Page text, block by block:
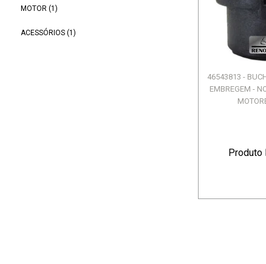
MOTOR (1)
ACESSÓRIOS (1)
46543813 -
EMBREGEM -
Produto